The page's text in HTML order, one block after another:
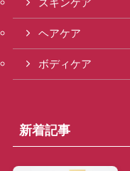
スキンケア
ヘアケア
ボディケア
新着記事